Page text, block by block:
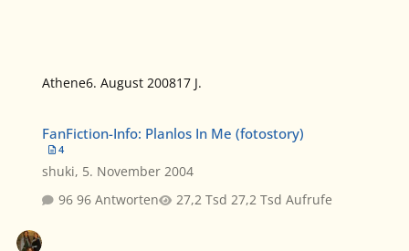
Athene6. August 200817 J.
FanFiction-Info: Planlos In Me (fotostory)
4
shuki, 5. November 2004
96 Antworten
27,2 Tsd Aufrufe